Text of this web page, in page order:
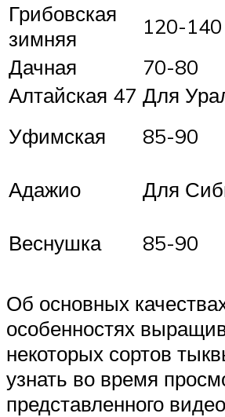
Грибовская
зимняя
120-140
Дачная
70-80
Алтайская 47 Для
Уфимская
85-90
Адажио Для
Веснушка 85-90
Об основных
особенностях
некоторых сортов
узнать во время
представленного